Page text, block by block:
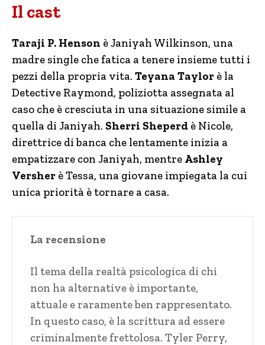
Il cast
Taraji P. Henson è Janiyah Wilkinson, una
madre single che fatica a tenere insieme tutti i
pezzi della propria vita. Teyana Taylor è la
Detective Raymond, poliziotta assegnata al
caso che è cresciuta in una situazione simile a
quella di Janiyah. Sherri Sheperd è Nicole,
direttrice di banca che lentamente inizia a
empatizzare con Janiyah, mentre Ashley
Versher è Tessa, una giovane impiegata la cui
unica priorità è tornare a casa.
La recensione
Il tema della realtà psicologica di chi
non ha alternative è importante,
attuale e raramente ben rappresentato.
In questo caso, è la scrittura ad essere
criminalmente frettolosa. Tyler Perry,